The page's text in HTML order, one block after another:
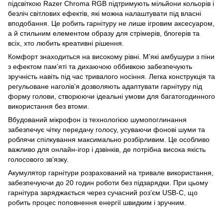
підсвіткою Razer Chroma RGB підтримують мільйони кольорів і
безліч світлових ефектів, які можна налаштувати під власні
вподобання. Це робить гарнітуру не лише ігровим аксесуаром,
а й стильним елементом образу для стрімерів, блогерів та
всіх, хто любить креативні рішення.
Комфорт знаходиться на високому рівні. М’які амбушури з піни
з ефектом пам’яті та дихаючою оббивкою забезпечують
зручність навіть під час тривалого носіння. Легка конструкція та
регульоване наголів’я дозволяють адаптувати гарнітуру під
форму голови, створюючи ідеальні умови для багатогодинного
використання без втоми.
Вбудований мікрофон із технологією шумопоглинання
забезпечує чітку передачу голосу, усуваючи фонові шуми та
роблячи спілкування максимально розбірливим. Це особливо
важливо для онлайн-ігор і дзвінків, де потрібна висока якість
голосового зв’язку.
Акумулятор гарнітури розрахований на тривале використання,
забезпечуючи до 20 годин роботи без підзарядки. При цьому
гарнітура заряджається через сучасний роз’єм USB-C, що
робить процес поповнення енергії швидким і зручним.